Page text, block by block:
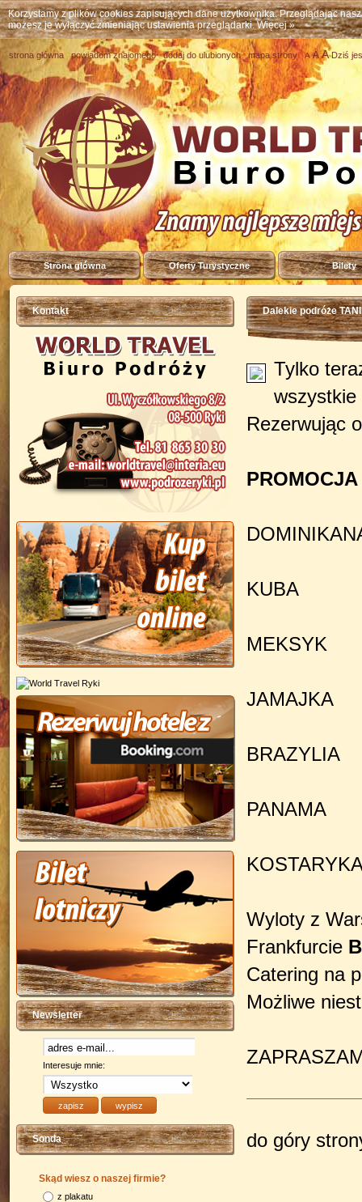
Korzystamy z plików cookies zapisujących dane użytkownika. Przeglądając
możesz je wyłączyć zmieniając ustawienia przeglądarki.Więcej »
strona główna powiadom znajomego dodaj do ulubionych mapa strony A A ADziś
Strona główna Oferty Turystyczne Bilety
Kontakt
Newsletter
Interesuje mnie:
Sonda
Skąd wiesz o naszej firmie?
z plakatu
Dalekie podróże
Tylko
wszystkie
Rezerwując
KUBA
MEKSYK
JAMAJKA
BRAZYLIA
PANAMA
Wyloty z
Frankfurcie
Catering na
Możliwe
do góry